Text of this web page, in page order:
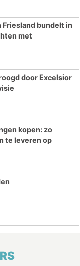
Friesland bundelt in
met
door Excelsior
kopen: zo
te leveren op